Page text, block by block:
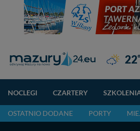
22°
NOCLEGI CZARTERY
OSTATNIO DODANE PORTY